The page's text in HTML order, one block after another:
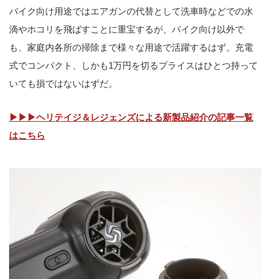
バイク向け用途ではエアガンの代替として洗車時などでの水
滴やホコリを飛ばすことに重宝するが、バイク向け以外で
も、家庭内各所の掃除まで様々な用途で活躍するはず。充電
式でコンパクト、しかも1万円を切るプライスはひとつ持って
いても損ではないはずだ。
▶▶▶ヘリテイジ＆レジェンズによる新製品紹介の記事一覧
はこちら